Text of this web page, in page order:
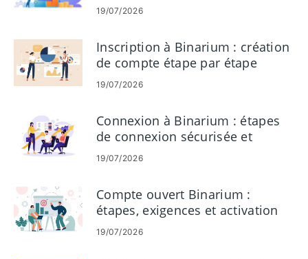
paiements
19/07/2026
Inscription à Binarium : création
de compte étape par étape
19/07/2026
Connexion à Binarium : étapes
de connexion sécurisée et
dépannage
19/07/2026
Compte ouvert Binarium :
étapes, exigences et activation
19/07/2026